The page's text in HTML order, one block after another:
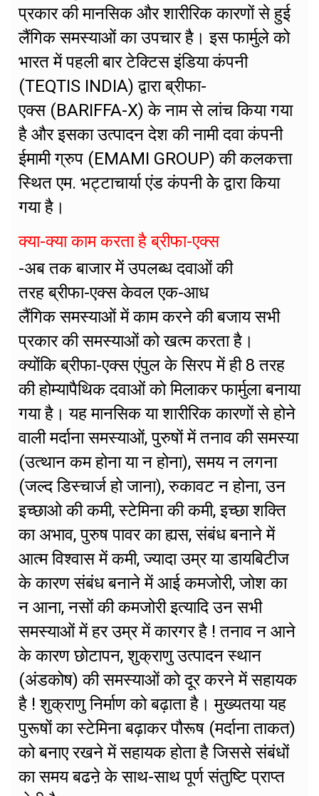
प्रकार की मानसिक और शारीरिक कारणों से हुई
लैंगिक समस्याओं का उपचार है। इस फार्मुले को
भारत में पहली बार टेक्टिस इंडिया कंपनी
(TEQTIS INDIA) द्वारा ब्रीफा-
एक्स (BARIFFA-X) के नाम से लांच किया गया
है और इसका उत्पादन देश की नामी दवा कंपनी
ईमामी ग्रुप (EMAMI GROUP) की कलकत्ता
स्थित एम. भट्टाचार्या एंड कंपनी केे द्वारा किया
गया है।
क्या-क्या काम करता है ब्रीफा-एक्स
-अब तक बाजार में उपलब्ध दवाओं की
तरह ब्रीफा-एक्स केवल एक-आध
लैंगिक समस्याओं में काम करने की बजाय सभी
प्रकार की समस्याओं को खत्म करता है।
क्योंकि ब्रीफा-एक्स एंपुल के सिरप में ही 8 तरह
की होम्यापैथिक दवाओं को मिलाकर फार्मुला बनाया
गया है। यह मानसिक या शारीरिक कारणों से होने
वाली मर्दाना समस्याओं, पुरुषों में तनाव की समस्या
(उत्थान कम होना या न होना), समय न लगना
(जल्द डिस्चार्ज हो जाना), रुकावट न होना, उन
इच्छाओ की कमी, स्टेमिना की कमी, इच्छा शक्ति
का अभाव, पुरुष पावर का ह्यस, संबंध बनाने में
आत्म विश्वास में कमी, ज्यादा उम्र या डायबिटीज
के कारण संबंध बनाने में आई कमजोरी, जोश का
न आना, नसों की कमजोरी इत्यादि उन सभी
समस्याओं में हर उम्र में कारगर है ! तनाव न आने
के कारण छोटापन, शुक्राणु उत्पादन स्थान
(अंडकोष) की समस्याओं को दूर करने में सहायक
है ! शुक्राणु निर्माण को बढ़ाता है। मुख्यतया यह
पुरूषों का स्टेमिना बढ़ाकर पौरूष (मर्दाना ताकत)
को बनाए रखने में सहायक होता है जिससे संबंधों
का समय बढऩे के साथ-साथ पूर्ण संतुष्टि प्राप्त